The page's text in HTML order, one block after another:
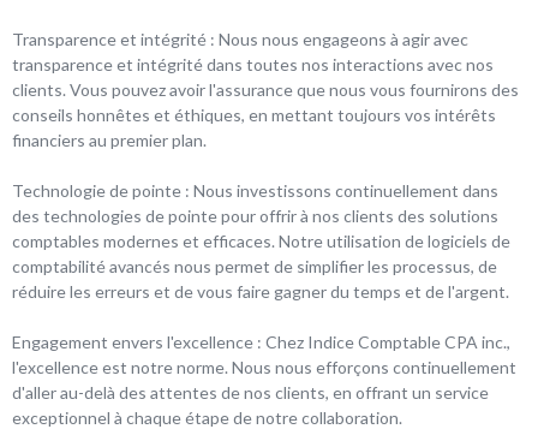
Transparence et intégrité : Nous nous engageons à agir avec
transparence et intégrité dans toutes nos interactions avec nos
clients. Vous pouvez avoir l'assurance que nous vous fournirons des
conseils honnêtes et éthiques, en mettant toujours vos intérêts
financiers au premier plan.
Technologie de pointe : Nous investissons continuellement dans
des technologies de pointe pour offrir à nos clients des solutions
comptables modernes et efficaces. Notre utilisation de logiciels de
comptabilité avancés nous permet de simplifier les processus, de
réduire les erreurs et de vous faire gagner du temps et de l'argent.
Engagement envers l'excellence : Chez Indice Comptable CPA inc.,
l'excellence est notre norme. Nous nous efforçons continuellement
d'aller au-delà des attentes de nos clients, en offrant un service
exceptionnel à chaque étape de notre collaboration.